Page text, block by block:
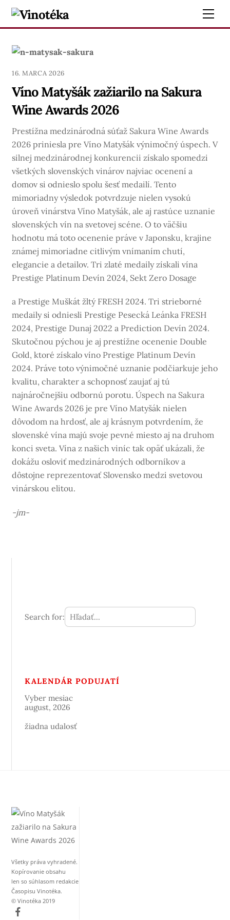
Skip
16. MARCA 2026
Víno Matyšák zažiarilo na Sakura
Wine Awards 2026
Prestížna medzinárodná súťaž Sakura Wine Awards
2026 priniesla pre Víno Matyšák výnimočný úspech. V
silnej medzinárodnej konkurencii získalo spomedzi
všetkých slovenských vinárov najviac ocenení a
domov si odnieslo spolu šesť medailí. Tento
mimoriadny výsledok potvrdzuje nielen vysokú
úroveň vinárstva Víno Matyšák, ale aj rastúce uznanie
slovenských vín na svetovej scéne. O to väčšiu
hodnotu má toto ocenenie práve v Japonsku, krajine
známej mimoriadne citlivým vnímaním chutí,
elegancie a detailov. Tri zlaté medaily získali vína
Prestige Platinum Devín 2024, Sekt Zero Dosage
a Prestige Muškát žltý FRESH 2024. Tri strieborné
medaily si odniesli Prestige Pesecká Leánka FRESH
2024, Prestige Dunaj 2022 a Prediction Devín 2024.
Skutočnou pýchou je aj prestížne ocenenie Double
Gold, ktoré získalo víno Prestige Platinum Devín
2024. Práve toto výnimočné uznanie podčiarkuje jeho
kvalitu, charakter a schopnosť zaujať aj tú
najnáročnejšiu odbornú porotu. Úspech na Sakura
Wine Awards 2026 je pre Víno Matyšák nielen
dôvodom na hrdosť, ale aj krásnym potvrdením, že
slovenské vína majú svoje pevné miesto aj na druhom
konci sveta. Vína z našich viníc tak opäť ukázali, že
dokážu osloviť medzinárodných odborníkov a
dôstojne reprezentovať Slovensko medzi svetovou
vinárskou elitou.
-jm-
Search for:
KALENDÁR PODUJATÍ
Vyber mesiac
august, 2026
žiadna udalosť
Všetky práva vyhradené.
Kopírovanie obsahu
len so súhlasom redakcie
Časopisu Vinotéka.
© Vinotéka 2019